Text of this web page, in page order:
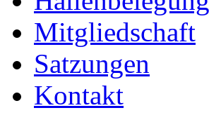
Mitgliedschaft
Satzungen
Kontakt